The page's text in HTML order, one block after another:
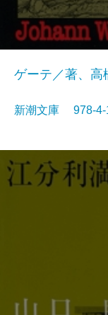
ゲーテ／著、高
新潮文庫 978-